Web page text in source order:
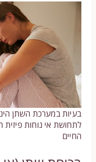
בעיות במערכת השתן
לתחושת אי נוחות פיזית
החיים